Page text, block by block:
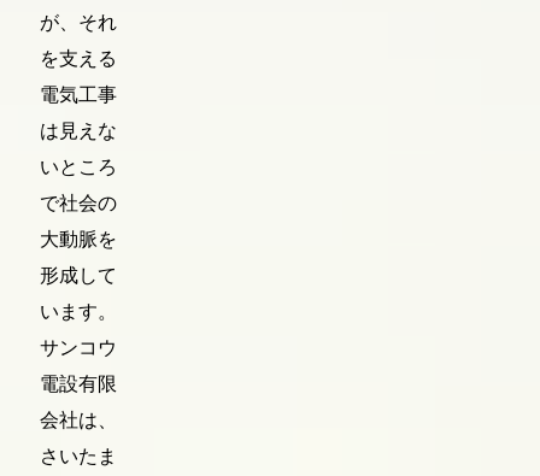
が、それ
を支える
電気工事
は見えな
いところ
で社会の
大動脈を
形成して
います。
サンコウ
電設有限
会社は、
さいたま